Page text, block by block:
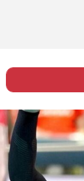
Page 1